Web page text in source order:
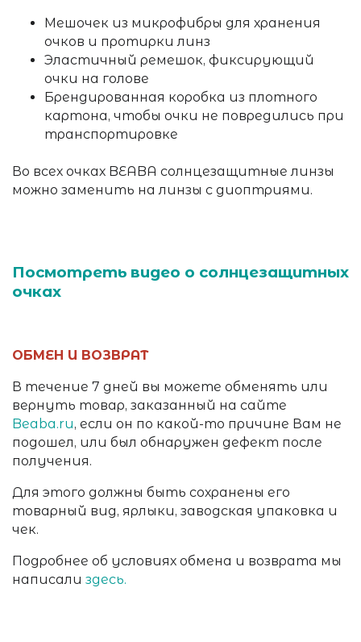
Мешочек из микрофибры для хранения
очков и протирки линз
Эластичный ремешок, фиксирующий
очки на голове
Брендированная коробка из плотного
картона, чтобы очки не повредились при
транспортировке
Во всех очках BEABA солнцезащитные линзы
можно заменить на линзы с диоптриями.
Посмотреть видео о солнцезащитных
очках
ОБМЕН И ВОЗВРАТ
В течение 7 дней вы можете обменять или
вернуть товар, заказанный на сайте
Beaba.ru, если он по какой-то причине Вам не
подошел, или был обнаружен дефект после
получения.
Для этого должны быть сохранены его
товарный вид, ярлыки, заводская упаковка и
чек.
Подробнее об условиях обмена и возврата мы
написали здесь.